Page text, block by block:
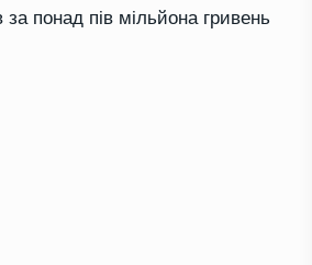
за понад пів мільйона гривень